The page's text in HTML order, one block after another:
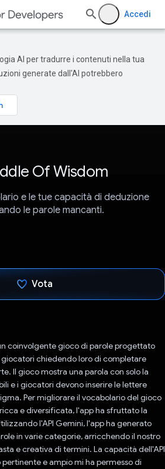
Accedi
AI per tradurre i contenuti nella tua
generate dall'AI potrebbero
Of Wisdom
e le tue capacità di deduzione
le parole mancanti.
Vota
coinvolgente gioco di parole progettato
chiedendo loro di completare
Il gioco mostra una parola con solo la
e i giocatori devono inserire le lettere
Per migliorare il vocabolario del gioco
e diversificata, l'app ha sfruttato la
l'API Gemini, l'app ha generato
in varie categorie, arricchendo il nostro
e creativa di termini. La capacità dell'API
e ampio mi ha permesso di